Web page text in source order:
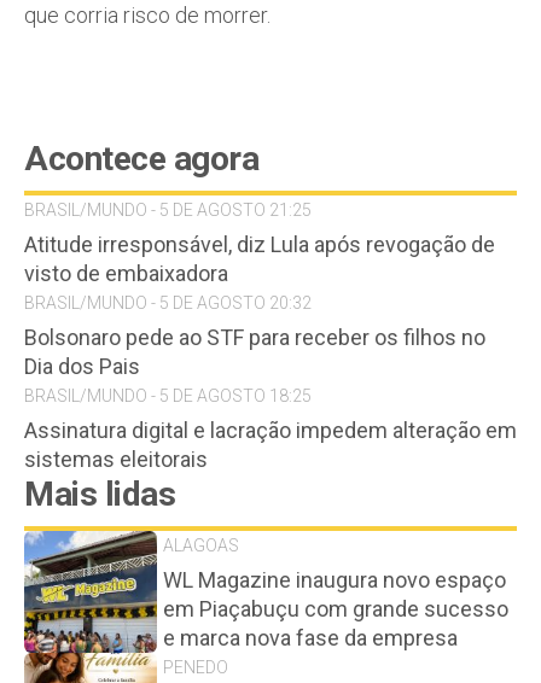
que corria risco de morrer.
Acontece agora
BRASIL/MUNDO - 5 DE AGOSTO 21:25
Atitude irresponsável, diz Lula após revogação de
visto de embaixadora
BRASIL/MUNDO - 5 DE AGOSTO 20:32
Bolsonaro pede ao STF para receber os filhos no
Dia dos Pais
BRASIL/MUNDO - 5 DE AGOSTO 18:25
Assinatura digital e lacração impedem alteração em
sistemas eleitorais
Mais lidas
ALAGOAS
WL Magazine inaugura novo espaço
em Piaçabuçu com grande sucesso
e marca nova fase da empresa
PENEDO